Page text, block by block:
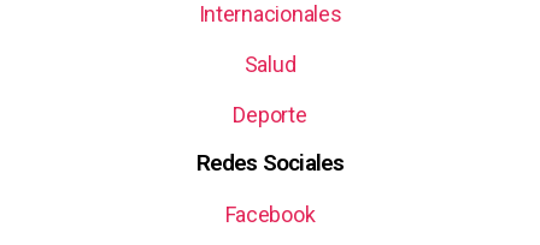
Internacionales
Salud
Deporte
Redes Sociales
Facebook